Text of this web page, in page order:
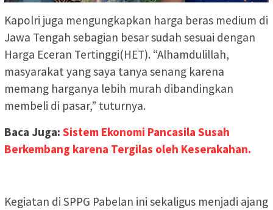
Kapolri juga mengungkapkan harga beras medium di
Jawa Tengah sebagian besar sudah sesuai dengan
Harga Eceran Tertinggi(HET). “Alhamdulillah,
masyarakat yang saya tanya senang karena
memang harganya lebih murah dibandingkan
membeli di pasar,” tuturnya.
Baca Juga: Sistem Ekonomi Pancasila Susah
Berkembang karena Tergilas oleh Keserakahan.
Kegiatan di SPPG Pabelan ini sekaligus menjadi ajang